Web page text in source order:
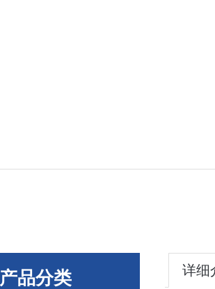
产品分类 详细